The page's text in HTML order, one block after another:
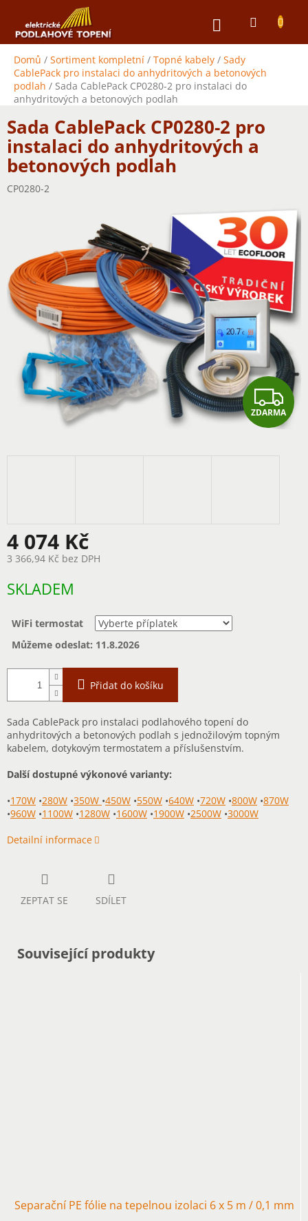
obsah
NÁKUPNÍ
Domů / Sortiment kompletní / Topné kabely / Sady
CablePack pro instalaci do anhydritových a betonových
podlah / Sada CablePack CP0280-2 pro instalaci do
anhydritových a betonových podlah
Sada CablePack CP0280-2 pro
instalaci do anhydritových a
betonových podlah
CP0280-2
Z
D
ZDARMA
4 074 Kč
3 366,94 Kč bez DPH
cena:
SKLADEM
WiFi termostat
Můžeme odeslat: 11.8.2026
Přidat do košíku
Sada CablePack pro instalaci podlahového topení do
anhydritových a betonových podlah s jednožilovým topným
kabelem, dotykovým termostatem a příslušenstvím.
Další dostupné výkonové varianty:
•170W •280W •350W •450W •550W •640W •720W •800W •870W
•960W •1100W •1280W •1600W •1900W •2500W •3000W
Detailní informace
ZEPTAT SE SDÍLET
Související produkty
Separační PE fólie na tepelnou izolaci 6 x 5 m / 0,1 mm